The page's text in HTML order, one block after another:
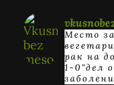
Место
рак на
1-0"дел